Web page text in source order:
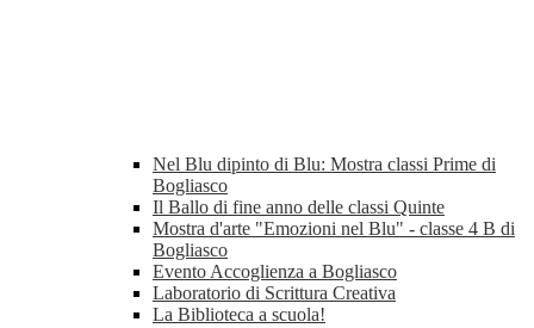
Nel Blu dipinto di Blu: Mostra classi Prime di
Bogliasco
Il Ballo di fine anno delle classi Quinte
Mostra d'arte "Emozioni nel Blu" - classe 4 B di
Bogliasco
Evento Accoglienza a Bogliasco
Laboratorio di Scrittura Creativa
La Biblioteca a scuola!